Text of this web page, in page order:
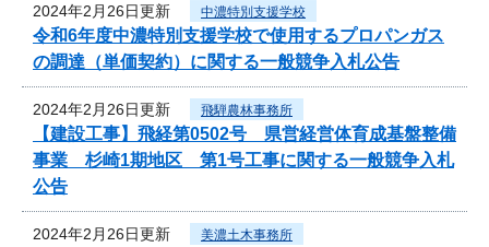
2024年2月26日更新 中濃特別支援学校
令和6年度中濃特別支援学校で使用するプロパンガス
の調達（単価契約）に関する一般競争入札公告
2024年2月26日更新 飛騨農林事務所
【建設工事】飛経第0502号 県営経営体育成基盤整備
事業 杉崎1期地区 第1号工事に関する一般競争入札
公告
2024年2月26日更新 美濃土木事務所